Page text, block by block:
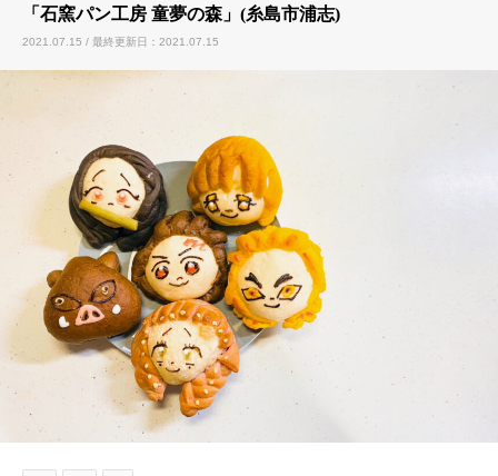
「石窯パン工房 童夢の森」(糸島市浦志)
2021.07.15 / 最終更新日：2021.07.15